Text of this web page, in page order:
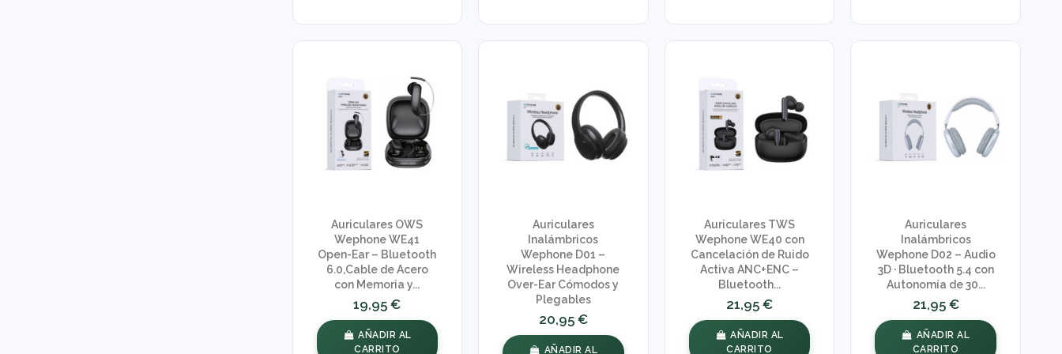
Auriculares OWS
Wephone WE41
Open-Ear – Bluetooth
6.0,Cable de Acero
con Memoria y...
19,95 €
AÑADIR AL
CARRITO
Auriculares
Inalámbricos
Wephone D01 –
Wireless Headphone
Over-Ear Cómodos y
Plegables
20,95 €
AÑADIR AL
Auriculares TWS
Wephone WE40 con
Cancelación de Ruido
Activa ANC+ENC –
Bluetooth...
21,95 €
AÑADIR AL
CARRITO
Auriculares
Inalámbricos
Wephone D02 – Audio
3D · Bluetooth 5.4 con
Autonomía de 30...
21,95 €
AÑADIR AL
CARRITO